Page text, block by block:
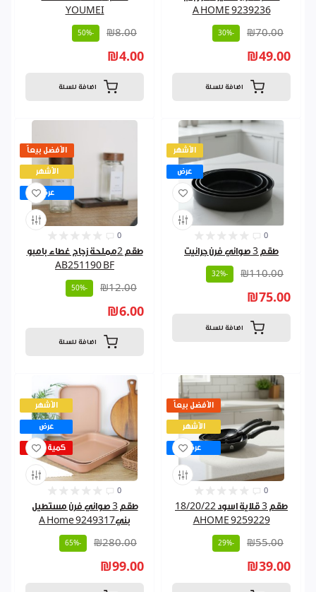
YOUMEI
₪8.00
-50%
₪4.00
اضافة للسلة
9239236 A HOME
₪70.00
-30%
₪49.00
اضافة للسلة
الأفضل بيعاً
الأشهر
عرض
0
طقم 2مملحة زجاج غطاء بامبو
AB251190 BF
₪12.00
-50%
₪6.00
اضافة للسلة
الأشهر
عرض
0
طقم 3 صواني فرن جرانيت
₪110.00
-32%
₪75.00
اضافة للسلة
الأشهر
عرض
كمية قليلة
0
طقم 3 صواني فرن مستطيل
بنيA Home 9249317
₪280.00
-65%
₪99.00
الأفضل بيعاً
الأشهر
عرض
0
طقم 3 قلاية اسود 18/20/22
AHOME 9259229
₪55.00
-29%
₪39.00